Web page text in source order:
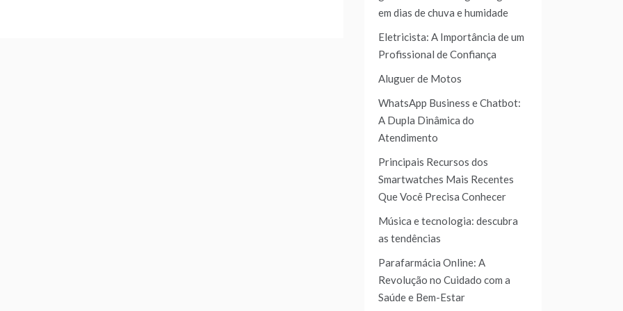
em dias de chuva e humidade
Eletricista: A Importância de um
Profissional de Confiança
Aluguer de Motos
WhatsApp Business e Chatbot:
A Dupla Dinâmica do
Atendimento
Principais Recursos dos
Smartwatches Mais Recentes
Que Você Precisa Conhecer
Música e tecnologia: descubra
as tendências
Parafarmácia Online: A
Revolução no Cuidado com a
Saúde e Bem-Estar